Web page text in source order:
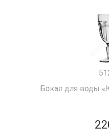
Бокал для воды